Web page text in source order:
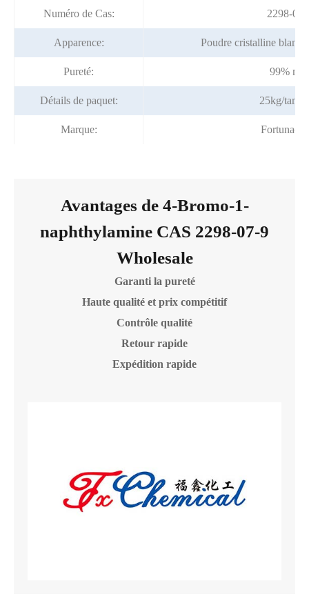
Numéro de Cas: 2298-07-
Apparence: Poudre cristalline
Pureté: 99% min
Détails de paquet: 25kg/
Marque:
Avantages de 4-Bromo-1-
naphthylamine CAS 2298-07-9
Wholesale
Garanti la pureté
Haute qualité et prix compétitif
Contrôle qualité
Retour rapide
Expédition rapide